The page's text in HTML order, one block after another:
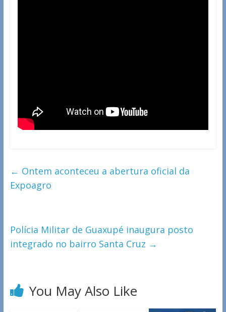
← Ontem aconteceu a abertura oficial da
Expoagro
Polícia Militar de Guaxupé inaugura posto
integrado no bairro Santa Cruz →
You May Also Like